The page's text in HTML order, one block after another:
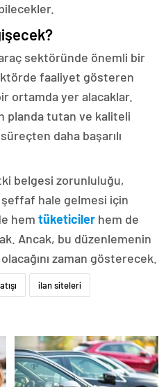
sektöründe önemli bir
faaliyet gösteren
ortamda yer alacaklar.
planda tutan ve kaliteli
daha başarılı
belgesi zorunluluğu,
hale gelmesi için
hem tüketiciler hem de
Ancak, bu düzenlemenin
zaman gösterecek.
ilan siteleri